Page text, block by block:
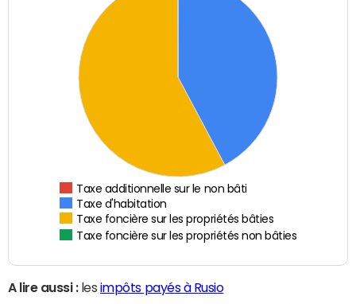
Taxe additionnelle sur le non bâti
Taxe d'habitation
Taxe foncière sur les propriétés bâties
Taxe foncière sur les propriétés non bâties
A lire aussi :les impôts payés à Rusio